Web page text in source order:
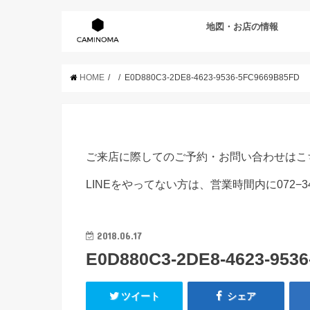
地図・お店の情報
HOME E0D880C3-2DE8-4623-9536-5FC9669B85FD
ご来店に際してのご予約・お問い合わせは
LINEをやってない方は、営業時間内に
2018.06.17
E0D880C3-2DE8-4623-
ツイート シェア